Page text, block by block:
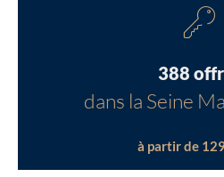
388
dans la Seine
à partir de